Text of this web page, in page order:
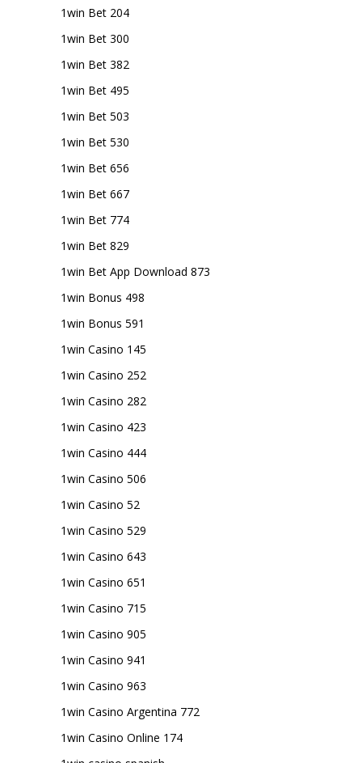
1win Bet 204
1win Bet 300
1win Bet 382
1win Bet 495
1win Bet 503
1win Bet 530
1win Bet 656
1win Bet 667
1win Bet 774
1win Bet 829
1win Bet App Download 873
1win Bonus 498
1win Bonus 591
1win Casino 145
1win Casino 252
1win Casino 282
1win Casino 423
1win Casino 444
1win Casino 506
1win Casino 52
1win Casino 529
1win Casino 643
1win Casino 651
1win Casino 715
1win Casino 905
1win Casino 941
1win Casino 963
1win Casino Argentina 772
1win Casino Online 174